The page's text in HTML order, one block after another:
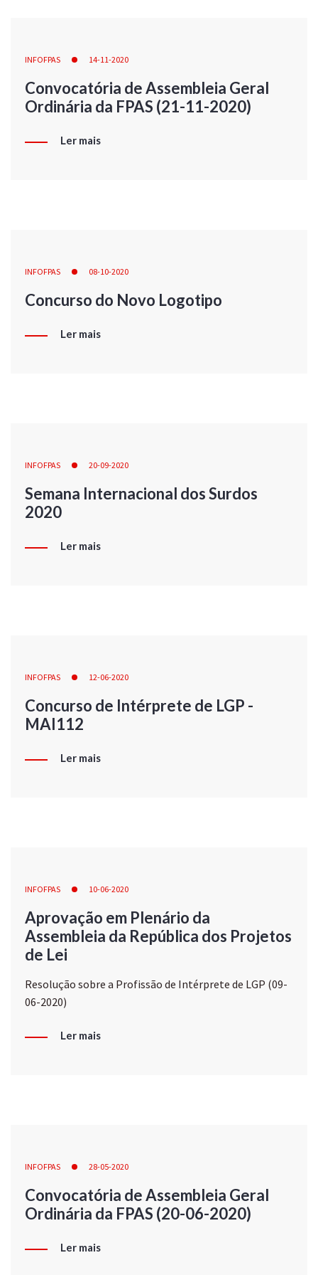
INFOFPAS 14-11-2020
Convocatória de Assembleia Geral
Ordinária da FPAS (21-11-2020)
Ler mais
INFOFPAS 08-10-2020
Concurso do Novo Logotipo
Ler mais
INFOFPAS 20-09-2020
Semana Internacional dos Surdos
2020
Ler mais
INFOFPAS 12-06-2020
Concurso de Intérprete de LGP -
MAI112
Ler mais
INFOFPAS 10-06-2020
Aprovação em Plenário da
Assembleia da República dos Projetos
de Lei
Resolução sobre a Profissão de Intérprete de LGP (09-
06-2020)
Ler mais
INFOFPAS 28-05-2020
Convocatória de Assembleia Geral
Ordinária da FPAS (20-06-2020)
Ler mais